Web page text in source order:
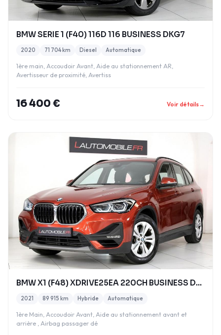
BMW SERIE 1 (F40) 116D 116 BUSINESS DKG7
2020 71 704 km Diesel Automatique
1ère main, Accoudoir Avant, Aide au stationnement AR,
Avertisseur de proximité, Avertiss
16 400 € Voir détails→
BMW X1 (F48) XDRIVE25EA 220CH BUSINESS DESIGN
2021 89 915 km Hybride Automatique
1ère Main, Accoudoir Avant, Aide au stationnement avant et
arrière , Airbag passager dé